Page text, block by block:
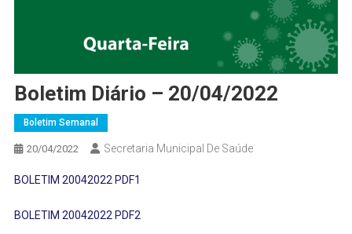
Boletim Diário – 20/04/2022
Boletim Semanal
20/04/2022 Secretaria Municipal De Saúde
BOLETIM 20042022 PDF1
BOLETIM 20042022 PDF2